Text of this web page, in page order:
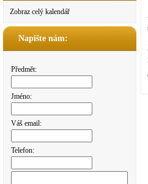
Zobraz celý kalendář
Napište nám:
Předmět:
Jméno:
Váš email:
Telefon: